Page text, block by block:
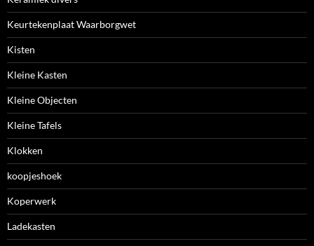
Keurtekenplaat Waarborgwet
Kisten
Kleine Kasten
Kleine Objecten
Kleine Tafels
Klokken
koopjeshoek
Koperwerk
Ladekasten